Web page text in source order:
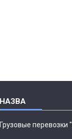
Грузовые перевозки